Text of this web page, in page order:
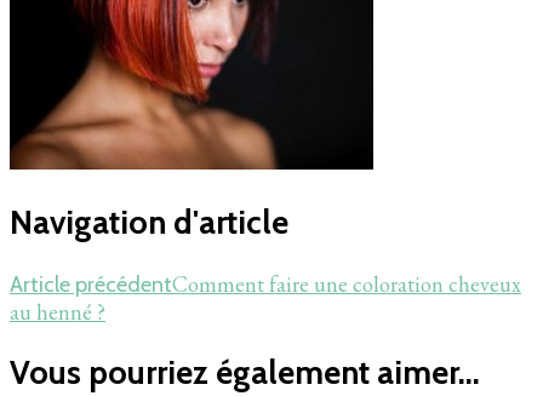
Navigation d'article
Article précédentComment faire une coloration cheveux
au henné ?
Vous pourriez également aimer...